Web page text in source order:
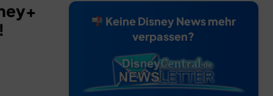
Keine Disney News mehr
verpassen?